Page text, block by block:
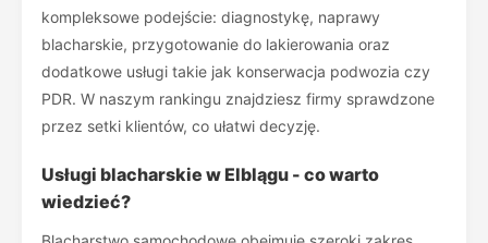
kompleksowe podejście: diagnostykę, naprawy
blacharskie, przygotowanie do lakierowania oraz
dodatkowe usługi takie jak konserwacja podwozia czy
PDR. W naszym rankingu znajdziesz firmy sprawdzone
przez setki klientów, co ułatwi decyzję.
Usługi blacharskie w Elblągu - co warto
wiedzieć?